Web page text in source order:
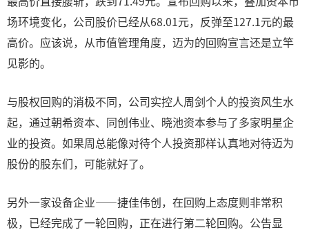
场环境变化，公司股价已经从68.01元，反弹至127.1元的最
高价。应该说，从市值管理角度，迈为的回购宣言还是立竿
见影的。
与股权回购的消极不同，公司实控人周剑个人的投资风生水
起，通过朝希资本、同创伟业、晓池资本参与了多家明星企
业的投资。如果周总能像对待个人投资那样认真地对待迈为
股份的股东们，可能就好了。
另外一家设备企业——捷佳伟创，在回购上态度则非常积
极，已经完成了一轮回购，正在进行第二轮回购。公告显